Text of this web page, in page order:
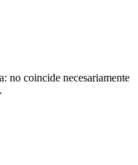
no coincide necesariamente